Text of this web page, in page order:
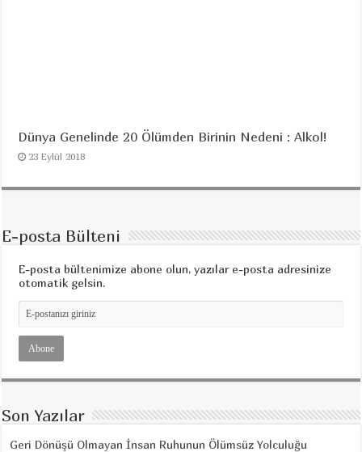
Dünya Genelinde 20 Ölümden Birinin Nedeni : Alkol!
23 Eylül 2018
E-posta Bülteni
E-posta bültenimize abone olun, yazılar e-posta adresinize
otomatik gelsin.
Son Yazılar
Geri Dönüşü Olmayan İnsan Ruhunun Ölümsüz Yolculuğu